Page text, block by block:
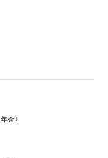
金）